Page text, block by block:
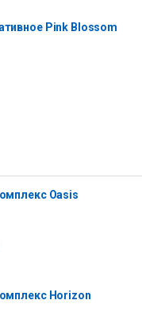
Pink Blossom
Oasis
Horizon